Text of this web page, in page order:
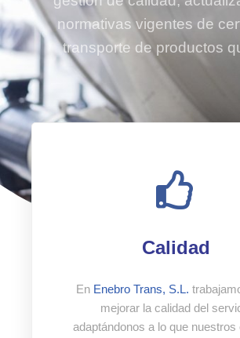
normativas vigentes de
transporte de productos
Calidad
En Enebro Trans, S.L.
mejorar la calidad del
adaptándonos a lo que nuestros